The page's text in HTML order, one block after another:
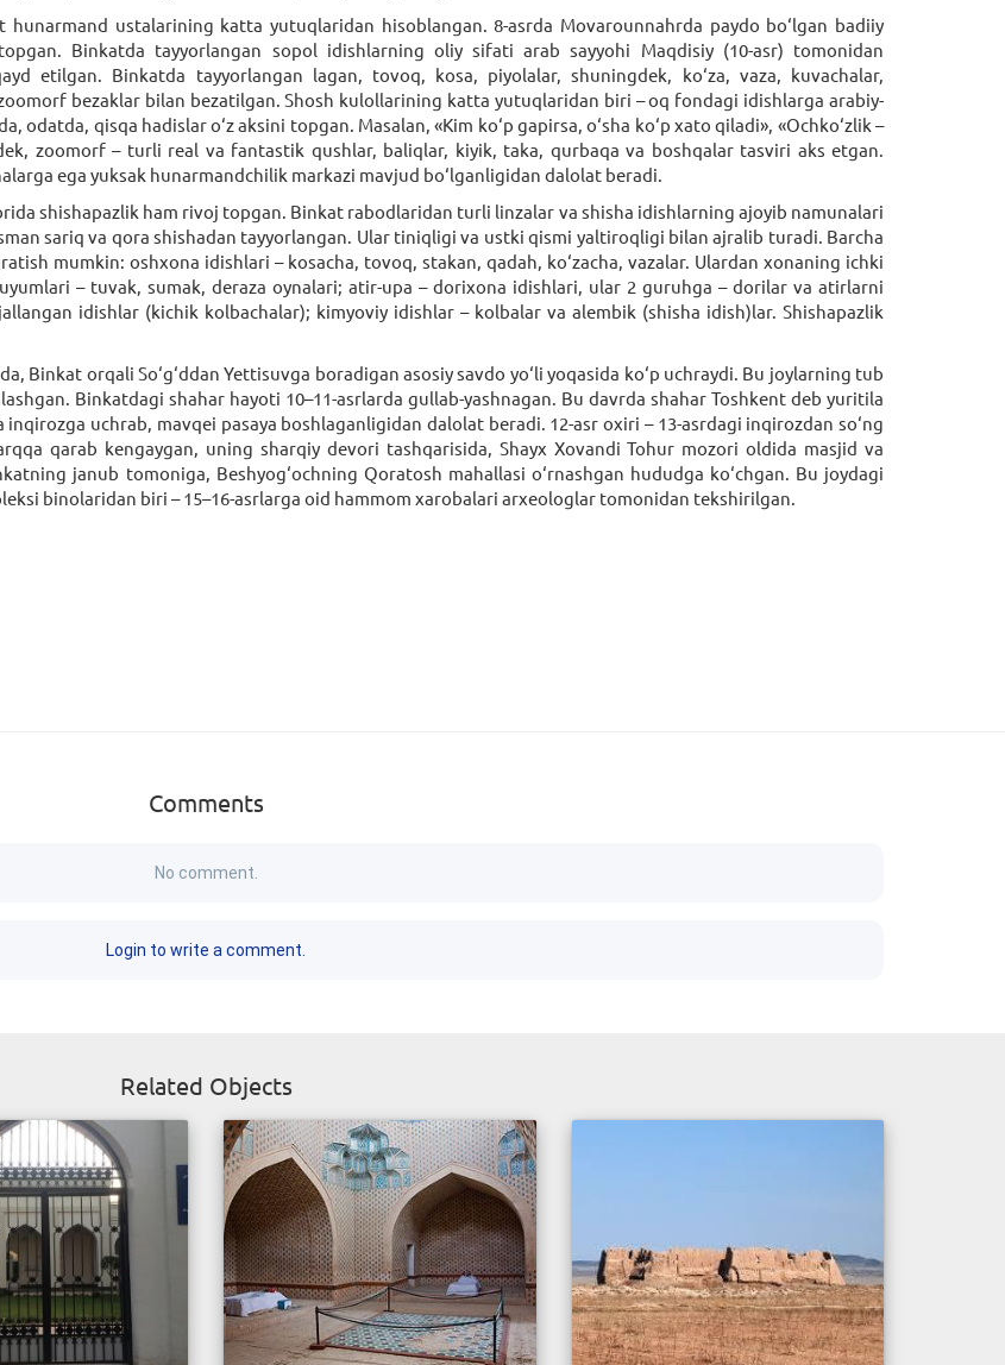
ustalarining katta yutuqlaridan hisoblangan. 8-asrda Movarounnahrda paydo bo‘lgan badiiy
Binkatda tayyorlangan sopol idishlarning oliy sifati arab sayyohi Maqdisiy (10-asr) tomonidan
etilgan. Binkatda tayyorlangan lagan, tovoq, kosa, piyolalar, shuningdek, ko‘za, vaza, kuvachalar,
bezaklar bilan bezatilgan. Shosh kulollarining katta yutuqlaridan biri – oq fondagi idishlarga arabiy-
qisqa hadislar o‘z aksini topgan. Masalan, «Kim ko‘p gapirsa, o‘sha ko‘p xato qiladi», «Ochko‘zlik –
zoomorf – turli real va fantastik qushlar, baliqlar, kiyik, taka, qurbaqa va boshqalar tasviri aks etgan.
ega yuksak hunarmandchilik markazi mavjud bo‘lganligidan dalolat beradi.
shishapazlik ham rivoj topgan. Binkat rabodlaridan turli linzalar va shisha idishlarning ajoyib namunalari
sariq va qora shishadan tayyorlangan. Ular tiniqligi va ustki qismi yaltiroqligi bilan ajralib turadi. Barcha
mumkin: oshxona idishlari – kosacha, tovoq, stakan, qadah, ko‘zacha, vazalar. Ulardan xonaning ichki
– tuvak, sumak, deraza oynalari; atir-upa – dorixona idishlari, ular 2 guruhga – dorilar va atirlarni
idishlar (kichik kolbachalar); kimyoviy idishlar – kolbalar va alembik (shisha idish)lar. Shishapazlik
Binkat orqali So‘g‘ddan Yettisuvga boradigan asosiy savdo yo‘li yoqasida ko‘p uchraydi. Bu joylarning tub
Binkatdagi shahar hayoti 10–11-asrlarda gullab-yashnagan. Bu davrda shahar Toshkent deb yuritila
uchrab, mavqei pasaya boshlaganligidan dalolat beradi. 12-asr oxiri – 13-asrdagi inqirozdan so‘ng
qarab kengaygan, uning sharqiy devori tashqarisida, Shayx Xovandi Tohur mozori oldida masjid va
janub tomoniga, Beshyog‘ochning Qoratosh mahallasi o‘rnashgan hududga ko‘chgan. Bu joydagi
binolaridan biri – 15–16-asrlarga oid hammom xarobalari arxeologlar tomonidan tekshirilgan.
Comments
No comment.
Login to write a comment.
Related Objects